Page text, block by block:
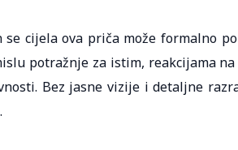
cijela ova priča može formalno
potražnje za istim, reakcijama
Bez jasne vizije i detaljne